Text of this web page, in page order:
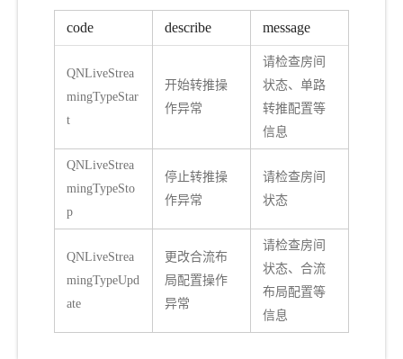
code describe message
QNLiveStrea
mingTypeStar
t
开始转推操
作异常
请检查房间
状态、单路
转推配置等
信息
QNLiveStrea
mingTypeSto
p
停止转推操
作异常
请检查房间
状态
QNLiveStrea
mingTypeUpd
ate
更改合流布
局配置操作
异常
请检查房间
状态、合流
布局配置等
信息